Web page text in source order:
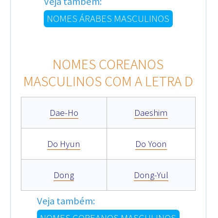
NOMES ÁRABES MASCULINOS
NOMES COREANOS
MASCULINOS COM A LETRA D
Dae-Ho Daeshim
Do Hyun Do Yoon
Dong Dong-Yul
Veja também: